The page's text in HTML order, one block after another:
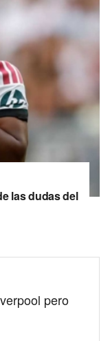
las dudas del
pero